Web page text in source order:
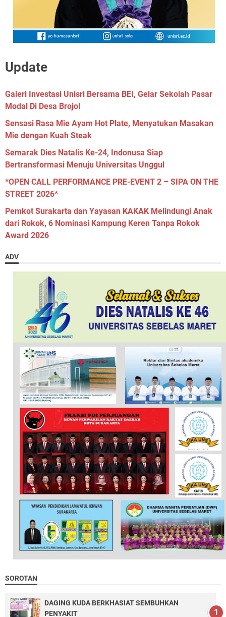
Update
Galeri Investasi Unisri Bersama BEI, Gelar Sekolah Pasar
Modal Di Desa Brojol
Sensasi Rasa Mie Ayam Hot Plate, Menyatukan Masakan
Mie dengan Kuah Steak
Semarak Dies Natalis Ke-24, Indonusa Siap
Bertransformasi Menuju Universitas Unggul
*OPEN CALL PERFORMANCE PRE-EVENT 2 – SIPA ON THE
STREET 2026*
Pemkot Surakarta dan Yayasan KAKAK Melindungi Anak
dari Rokok, 6 Nominasi Kampung Keren Tanpa Rokok
Award 2026
ADV
SOROTAN
DAGING KUDA BERKHASIAT SEMBUHKAN
PENYAKIT